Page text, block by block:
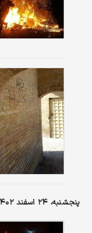
پنجشنبه، ۲۴ اسفند ۱۴۰۲